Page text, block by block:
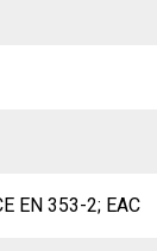
EN 353-2; EAC